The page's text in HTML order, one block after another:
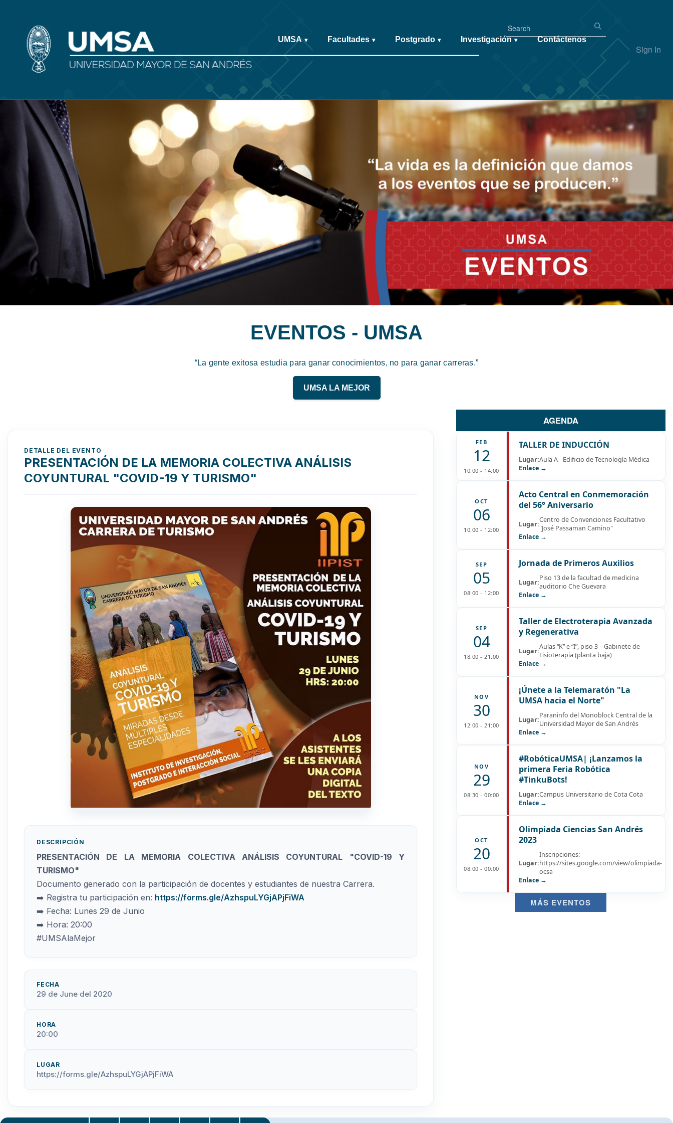
Sign In
UMSA ▾ Facultades ▾ Postgrado ▾ Investigación ▾ Contáctenos
EVENTOS - UMSA
“La gente exitosa estudia para ganar conocimientos, no para ganar carreras.”
UMSA LA MEJOR
DETALLE DEL EVENTO
PRESENTACIÓN DE LA MEMORIA COLECTIVA ANÁLISIS
COYUNTURAL "COVID-19 Y TURISMO"
DESCRIPCIÓN
PRESENTACIÓN DE LA MEMORIA COLECTIVA ANÁLISIS COYUNTURAL "COVID-19 Y
TURISMO"
Documento generado con la participación de docentes y estudiantes de nuestra Carrera.
➡️ Registra tu participación en: https://forms.gle/AzhspuLYGjAPjFiWA
➡️ Fecha: Lunes 29 de Junio
➡️ Hora: 20:00
#UMSAlaMejor
FECHA
29 de June del 2020
HORA
20:00
LUGAR
https://forms.gle/AzhspuLYGjAPjFiWA
AGENDA
FEB
12
10:00 - 14:00
TALLER DE INDUCCIÓN
Lugar:Aula A - Edificio de Tecnología Médica
Enlace →
OCT
06
10:00 - 12:00
Acto Central en Conmemoración
del 56° Aniversario
Lugar:Centro de Convenciones Facultativo
"José Passaman Camino"
Enlace →
SEP
05
08:00 - 12:00
Jornada de Primeros Auxilios
Lugar:Piso 13 de la facultad de medicina
auditorio Che Guevara
Enlace →
SEP
04
18:00 - 21:00
Taller de Electroterapia Avanzada
y Regenerativa
Lugar:Aulas “K” e “I”, piso 3 – Gabinete de
Fisioterapia (planta baja)
Enlace →
NOV
30
12:00 - 21:00
¡Únete a la Telemaratón "La
UMSA hacia el Norte"
Lugar:Paraninfo del Monoblock Central de la
Universidad Mayor de San Andrés
Enlace →
NOV
29
08:30 - 00:00
#RobóticaUMSA| ¡Lanzamos la
primera Feria Robótica
#TinkuBots!
Lugar:Campus Universitario de Cota Cota
Enlace →
OCT
20
08:00 - 00:00
Olimpiada Ciencias San Andrés
2023
Lugar:
Inscripciones:
https://sites.google.com/view/olimpiada-
ocsa
Enlace →
MÁS EVENTOS